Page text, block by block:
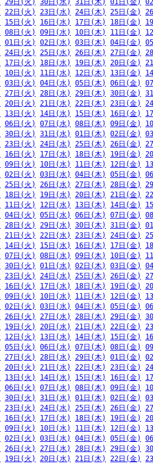
29日(火) 30日(水) 31日(木) 01日(金)
22日(火) 23日(水) 24日(木) 25日(金)
15日(火) 16日(水) 17日(木) 18日(金)
08日(火) 09日(水) 10日(木) 11日(金)
01日(火) 02日(水) 03日(木) 04日(金)
24日(火) 25日(水) 26日(木) 27日(金)
17日(火) 18日(水) 19日(木) 20日(金)
10日(火) 11日(水) 12日(木) 13日(金)
03日(火) 04日(水) 05日(木) 06日(金)
27日(火) 28日(水) 29日(木) 30日(金)
20日(火) 21日(水) 22日(木) 23日(金)
13日(火) 14日(水) 15日(木) 16日(金)
06日(火) 07日(水) 08日(木) 09日(金)
30日(火) 31日(水) 01日(木) 02日(金)
23日(火) 24日(水) 25日(木) 26日(金)
16日(火) 17日(水) 18日(木) 19日(金)
09日(火) 10日(水) 11日(木) 12日(金)
02日(火) 03日(水) 04日(木) 05日(金)
25日(火) 26日(水) 27日(木) 28日(金)
18日(火) 19日(水) 20日(木) 21日(金)
11日(火) 12日(水) 13日(木) 14日(金)
04日(火) 05日(水) 06日(木) 07日(金)
28日(火) 29日(水) 30日(木) 31日(金)
21日(火) 22日(水) 23日(木) 24日(金)
14日(火) 15日(水) 16日(木) 17日(金)
07日(火) 08日(水) 09日(木) 10日(金)
30日(火) 01日(水) 02日(木) 03日(金)
23日(火) 24日(水) 25日(木) 26日(金)
16日(火) 17日(水) 18日(木) 19日(金)
09日(火) 10日(水) 11日(木) 12日(金)
02日(火) 03日(水) 04日(木) 05日(金)
26日(火) 27日(水) 28日(木) 29日(金)
19日(火) 20日(水) 21日(木) 22日(金)
12日(火) 13日(水) 14日(木) 15日(金)
05日(火) 06日(水) 07日(木) 08日(金)
27日(火) 28日(水) 29日(木) 01日(金)
20日(火) 21日(水) 22日(木) 23日(金)
13日(火) 14日(水) 15日(木) 16日(金)
06日(火) 07日(水) 08日(木) 09日(金)
30日(火) 31日(水) 01日(木) 02日(金)
23日(火) 24日(水) 25日(木) 26日(金)
16日(火) 17日(水) 18日(木) 19日(金)
09日(火) 10日(水) 11日(木) 12日(金)
02日(火) 03日(水) 04日(木) 05日(金)
26日(火) 27日(水) 28日(木) 29日(金)
19日(火) 20日(水) 21日(木) 22日(金)